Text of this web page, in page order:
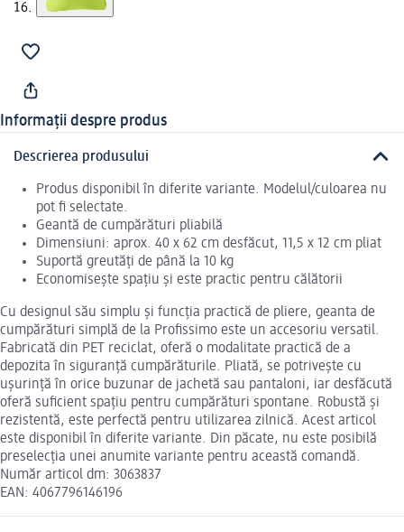
Informații despre produs
Descrierea produsului
Produs disponibil în diferite variante. Modelul/culoarea nu
pot fi selectate.
Geantă de cumpărături pliabilă
Dimensiuni: aprox. 40 x 62 cm desfăcut, 11,5 x 12 cm pliat
Suportă greutăți de până la 10 kg
Economisește spațiu și este practic pentru călătorii
Cu designul său simplu și funcția practică de pliere, geanta de
cumpărături simplă de la Profissimo este un accesoriu versatil.
Fabricată din PET reciclat, oferă o modalitate practică de a
depozita în siguranță cumpărăturile. Pliată, se potrivește cu
ușurință în orice buzunar de jachetă sau pantaloni, iar desfăcută
oferă suficient spațiu pentru cumpărături spontane. Robustă și
rezistentă, este perfectă pentru utilizarea zilnică. Acest articol
este disponibil în diferite variante. Din păcate, nu este posibilă
preselecția unei anumite variante pentru această comandă.
Număr articol dm: 3063837
EAN: 4067796146196